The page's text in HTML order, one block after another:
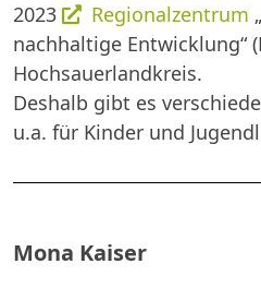
2023
Regionalzentrum
nachhaltige Entwicklung“
Hochsauerlandkreis.
Deshalb gibt es
u.a. für Kinder und
Mona Kaiser